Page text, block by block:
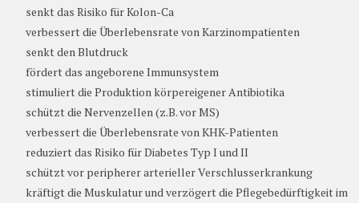
senkt das Risiko für Kolon-Ca
verbessert die Überlebensrate von Karzinompatienten
senkt den Blutdruck
fördert das angeborene Immunsystem
stimuliert die Produktion körpereigener Antibiotika
schützt die Nervenzellen (z.B. vor MS)
verbessert die Überlebensrate von KHK-Patienten
reduziert das Risiko für Diabetes Typ I und II
schützt vor peripherer arterieller Verschlusserkrankung
kräftigt die Muskulatur und verzögert die Pflegebedürftigkeit im